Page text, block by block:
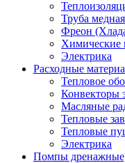
Труба
Фреон
Химические
Электрика
Расходные
Тепловое
Конвекторы
Масляные
Тепловые
Тепловые
Электрика
Помпы